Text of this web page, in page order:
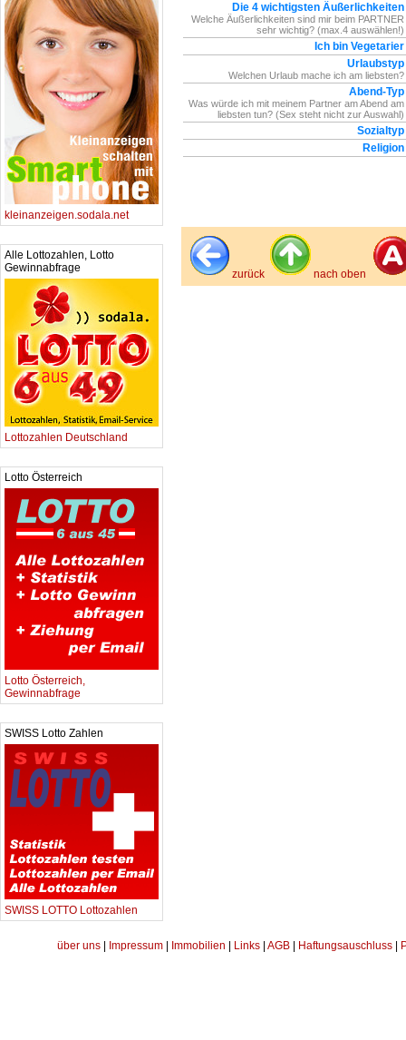
kleinanzeigen.sodala.net
Alle Lottozahlen, Lotto
Gewinnabfrage
Lottozahlen Deutschland
Lotto Österreich
Lotto Österreich,
Gewinnabfrage
SWISS Lotto Zahlen
SWISS LOTTO Lottozahlen
Die 4 wichtigsten Äußerlichkeiten
Welche Äußerlichkeiten sind mir beim PARTNER
sehr wichtig? (max.4 auswählen!)
Ich bin Vegetarier
Urlaubstyp
Welchen Urlaub mache ich am liebsten?
Abend-Typ
Was würde ich mit meinem Partner am Abend am
liebsten tun? (Sex steht nicht zur Auswahl)
Sozialtyp
Religion
zurück nach oben
über uns Impressum Immobilien Links AGB Haftungsauschluss